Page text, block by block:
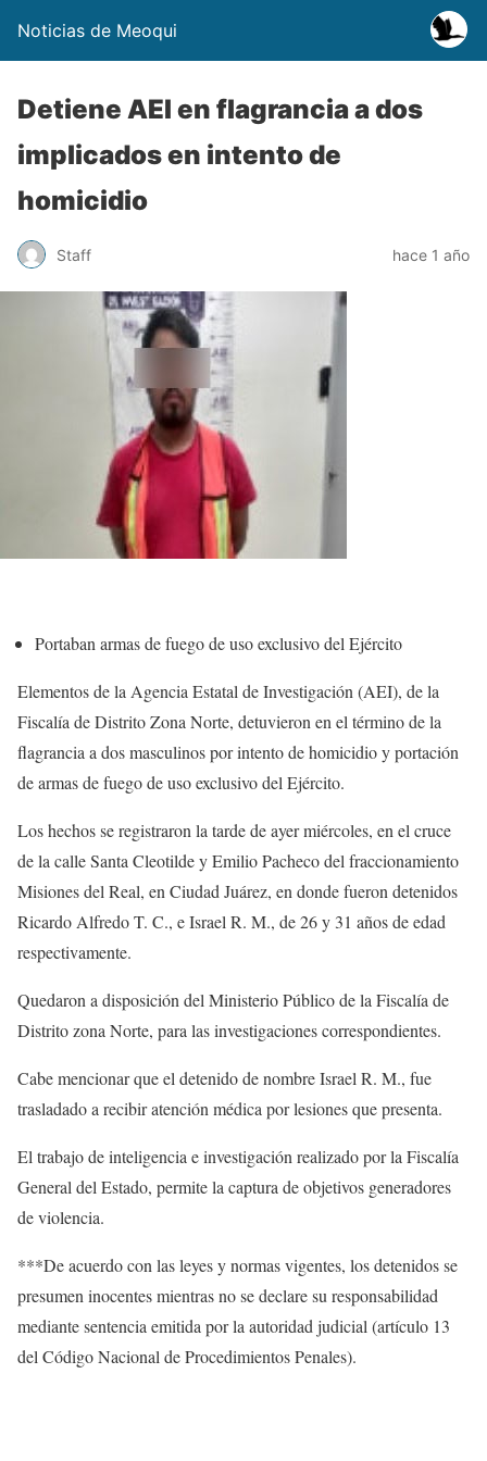
Noticias de Meoqui
Detiene AEI en flagrancia a dos
implicados en intento de
homicidio
Staff hace 1 año
Portaban armas de fuego de uso exclusivo del Ejército
Elementos de la Agencia Estatal de Investigación (AEI), de la
Fiscalía de Distrito Zona Norte, detuvieron en el término de la
flagrancia a dos masculinos por intento de homicidio y portación
de armas de fuego de uso exclusivo del Ejército.
Los hechos se registraron la tarde de ayer miércoles, en el cruce
de la calle Santa Cleotilde y Emilio Pacheco del fraccionamiento
Misiones del Real, en Ciudad Juárez, en donde fueron detenidos
Ricardo Alfredo T. C., e Israel R. M., de 26 y 31 años de edad
respectivamente.
Quedaron a disposición del Ministerio Público de la Fiscalía de
Distrito zona Norte, para las investigaciones correspondientes.
Cabe mencionar que el detenido de nombre Israel R. M., fue
trasladado a recibir atención médica por lesiones que presenta.
El trabajo de inteligencia e investigación realizado por la Fiscalía
General del Estado, permite la captura de objetivos generadores
de violencia.
***De acuerdo con las leyes y normas vigentes, los detenidos se
presumen inocentes mientras no se declare su responsabilidad
mediante sentencia emitida por la autoridad judicial (artículo 13
del Código Nacional de Procedimientos Penales).